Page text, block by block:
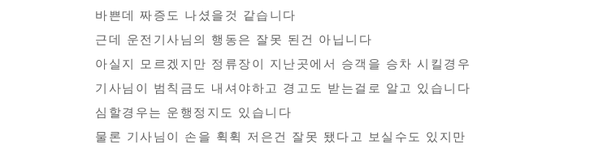
정
보
바쁜데 짜증도 나셨을것 같습니다
근데 운전기사님의 행동은 잘못 된건 아닙니다
아실지 모르겠지만 정류장이 지난곳에서 승객을 승차 시킬경우
기사님이 범칙금도 내셔야하고 경고도 받는걸로 알고 있습니다
심할경우는 운행정지도 있습니다
물론 기사님이 손을 휙휙 저은건 잘못 됐다고 보실수도 있지만